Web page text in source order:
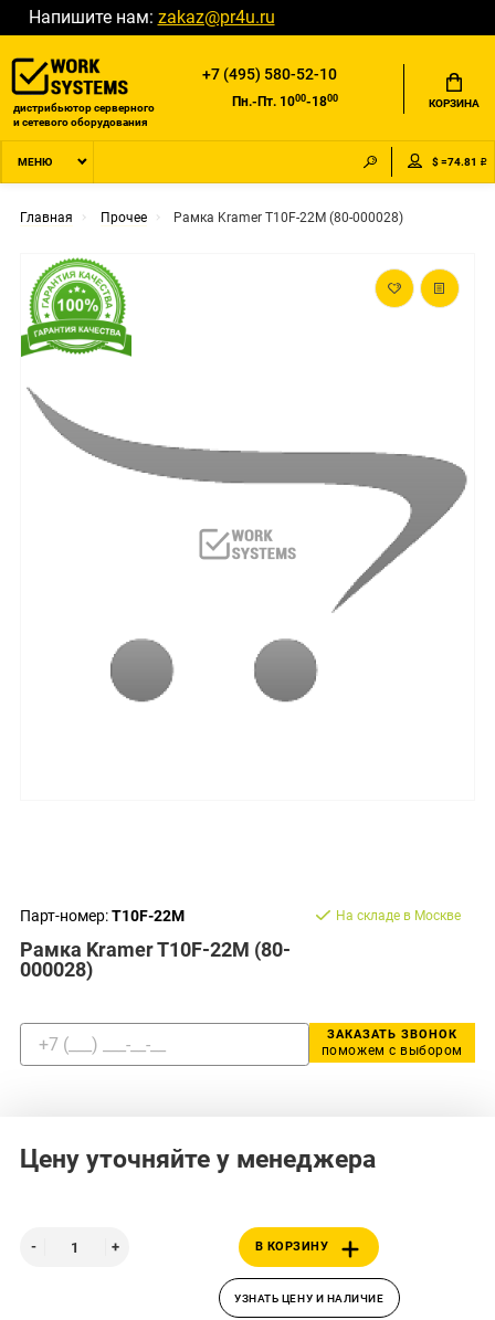
Напишите нам: zakaz@pr4u.ru
дистрибьютор серверного
и сетевого оборудования
+7 (495) 580-52-10
Пн.-Пт. 1000-1800 КОРЗИНА
МЕНЮ $ =74.81 ₽
Главная Прочее Рамка Kramer T10F-22M (80-000028)
Парт-номер:T10F-22M
Рамка Kramer T10F-22M (80-
000028)
На складе в Москве
ЗАКАЗАТЬ ЗВОНОК
поможем с выбором
Цену уточняйте у менеджера
В КОРЗИНУ
УЗНАТЬ ЦЕНУ И НАЛИЧИЕ